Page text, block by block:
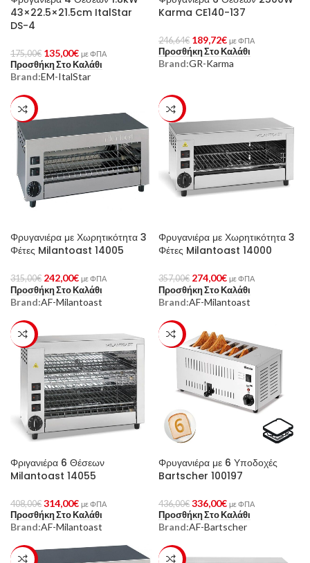
43×22.5×21.5cm ItalStar
DS-4
175,00€ 135,00€ με ΦΠΑ
Προσθήκη Στο Καλάθι
Brand:EM-ItalStar
Karma CE140-137
246,64€ 189,72€ με ΦΠΑ
Προσθήκη Στο Καλάθι
Brand:GR-Karma
-23%
Φρυγανιέρα με Χωρητικότητα 3
Φέτες Milantoast 14005
315,00€ 242,00€ με ΦΠΑ
Προσθήκη Στο Καλάθι
Brand:AF-Milantoast
-23%
Φρυγανιέρα με Χωρητικότητα 3
Φέτες Milantoast 14000
357,00€ 274,00€ με ΦΠΑ
Προσθήκη Στο Καλάθι
Brand:AF-Milantoast
-23%
Φριγανιέρα 6 Θέσεων
Milantoast 14055
408,00€ 314,00€ με ΦΠΑ
Προσθήκη Στο Καλάθι
Brand:AF-Milantoast
-23%
Φρυγανιέρα με 6 Υποδοχές
Bartscher 100197
436,00€ 336,00€ με ΦΠΑ
Προσθήκη Στο Καλάθι
Brand:AF-Bartscher
-23% -23%